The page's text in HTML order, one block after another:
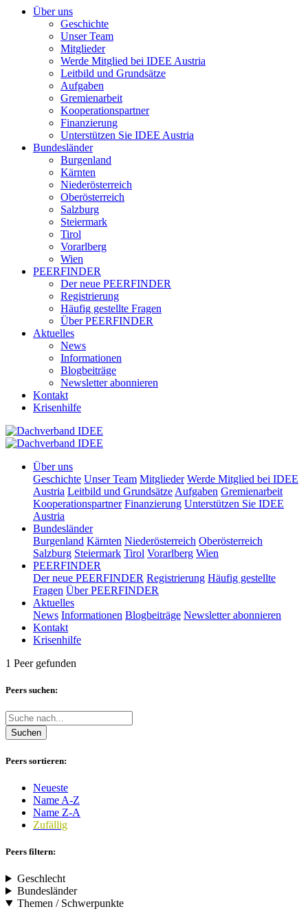
Über uns
Geschichte
Unser Team
Mitglieder
Werde Mitglied bei IDEE Austria
Leitbild und Grundsätze
Aufgaben
Gremienarbeit
Kooperationspartner
Finanzierung
Unterstützen Sie IDEE Austria
Bundesländer
Burgenland
Kärnten
Niederösterreich
Oberösterreich
Salzburg
Steiermark
Tirol
Vorarlberg
Wien
PEERFINDER
Der neue PEERFINDER
Registrierung
Häufig gestellte Fragen
Über PEERFINDER
Aktuelles
News
Informationen
Blogbeiträge
Newsletter abonnieren
Kontakt
Krisenhilfe
Über uns
Geschichte Unser Team Mitglieder Werde Mitglied bei IDEE
Austria Leitbild und Grundsätze Aufgaben Gremienarbeit
Kooperationspartner Finanzierung Unterstützen Sie IDEE
Austria
Bundesländer
Burgenland Kärnten Niederösterreich Oberösterreich
Salzburg Steiermark Tirol Vorarlberg Wien
PEERFINDER
Der neue PEERFINDER Registrierung Häufig gestellte
Fragen Über PEERFINDER
Aktuelles
News Informationen Blogbeiträge Newsletter abonnieren
Kontakt
Krisenhilfe
1 Peer gefunden
Peers suchen:
Suchen
Peers sortieren:
Neueste
Name A-Z
Name Z-A
Zufällig
Peers filtern:
Geschlecht
Bundesländer
Themen / Schwerpunkte